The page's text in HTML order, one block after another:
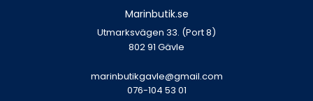
Marinbutik.se
Utmarksvägen 33. (Port 8)
802 91 Gävle
marinbutikgavle@gmail.com
076-104 53 01